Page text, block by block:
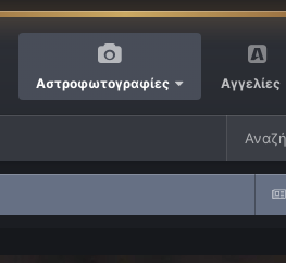
Αστροφωτογραφίες Αγγελίες